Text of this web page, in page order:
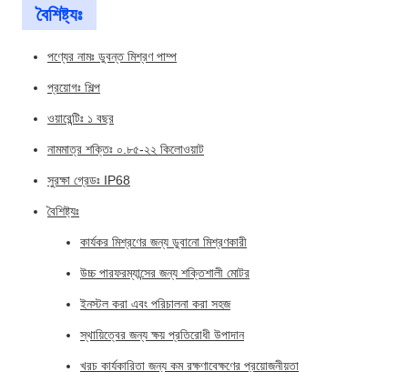
বৈশিষ্ট্যঃ
পণ্যের নামঃ ডুবন্ত মিশ্রণ পাম্প
প্রয়োগঃ শিল্প
ওয়ারেন্টিঃ ১ বছর
নামমাত্র শক্তিঃ ০.৮৫-২২ কিলোওয়াট
সুরক্ষা গ্রেডঃ IP68
বৈশিষ্ট্যঃ
কার্যকর মিশ্রণের জন্য ডুবানো মিশ্রণকারী
উচ্চ পারফরম্যান্সের জন্য শক্তিশালী মোটর
ইনস্টল করা এবং পরিচালনা করা সহজ
স্থায়িত্বের জন্য ক্ষয় প্রতিরোধী উপাদান
খরচ কার্যকারিতা জন্য কম রক্ষণাবেক্ষণের প্রয়োজনীয়তা